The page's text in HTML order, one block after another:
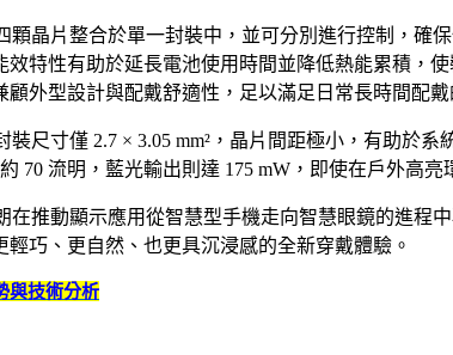
晶片整合於單一封裝中，並可分別進行控制，確
特性有助於延長電池使用時間並降低熱能累積，
外型設計與配戴舒適性，足以滿足日常長時間配戴
尺寸僅 2.7 × 3.05 mm²，晶片間距極小，有助於
70 流明，藍光輸出則達 175 mW，即使在戶外高
推動顯示應用從智慧型手機走向智慧眼鏡的進程
巧、更自然、也更具沉浸感的全新穿戴體驗。
與技術分析